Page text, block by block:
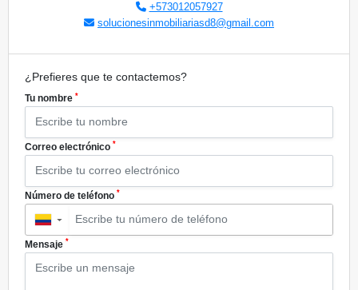
+573012057927
solucionesinmobiliariasd8@gmail.com
¿Prefieres que te contactemos?
Tu nombre *
Correo electrónico *
Número de teléfono *
▼
Mensaje *